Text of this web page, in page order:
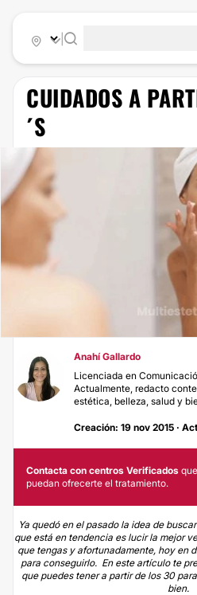
​CUIDADOS A
´S
Anahí Gallardo
Licenciada en
Actualmente, redacto
estética, belleza, salud y
Creación: 19 nov 2015 ·
Contacta con centros Verificados que
puedan ofrecerte el tratamiento.
Ya quedó en el pasado la idea de
que está en tendencia es lucir la mejor
que tengas y afortunadamente, hoy en
para conseguirlo. En este artículo te
que puedes tener a partir de los 30
bien.